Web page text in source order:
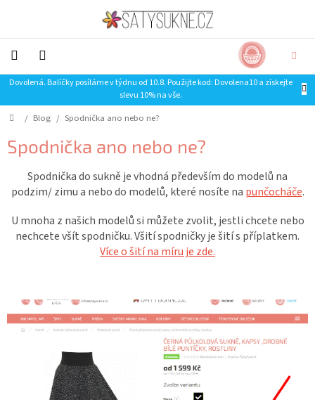
Dovolená. Balíčky posíláme v týdnu od 10.8. Použijte kod: Dovolena10 a získejte
slevu 10% na vše.
NOVINKY-
Šaty
Mikiny
Doplňky
Domů
/ Blog / Spodnička ano nebo ne?
Spodnička ano nebo ne?
Spodnička do sukně je vhodná především do modelů na
podzim/ zimu a nebo do modelů, které nosíte na punčocháče.
U mnoha z našich modelů si můžete zvolit, jestli chcete nebo
nechcete všít spodničku. Všití spodničky je šití s příplatkem.
Více o šití na míru je zde.